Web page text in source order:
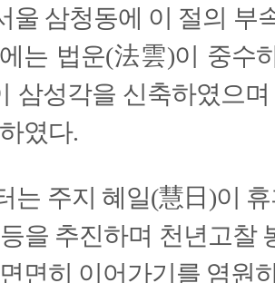
울 삼청동에 이 절의 부
는 법운(法雲)이 중수
삼성각을 신축하였으며
였다.
는 주지 혜일(慧日)이
을 추진하며 천년고찰
면히 이어가기를 염원